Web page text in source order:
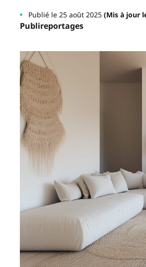
Publié le 25 août 2025(Mis à jour
Publireportages